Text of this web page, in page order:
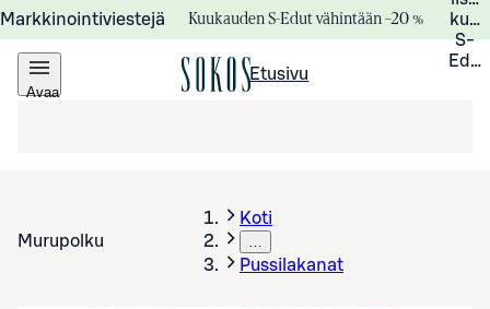
Markkinointiviestejä Kuukauden S-Edut vähintään –20 %
S-
Avaa
Etusivu
Murupolku
Koti
…
Pussilakanat